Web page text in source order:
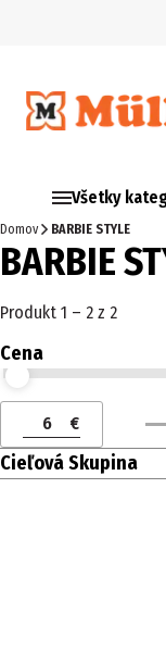
Všetky
Domov BARBIE STYLE
BARBIE
Produkt 1 – 2 z 2
Cena
Cena (€) od
€
Cieľová Skupina